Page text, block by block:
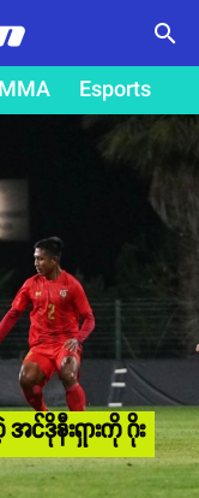
search
Esports
ဒိုနီးရှားကို ဂိုး